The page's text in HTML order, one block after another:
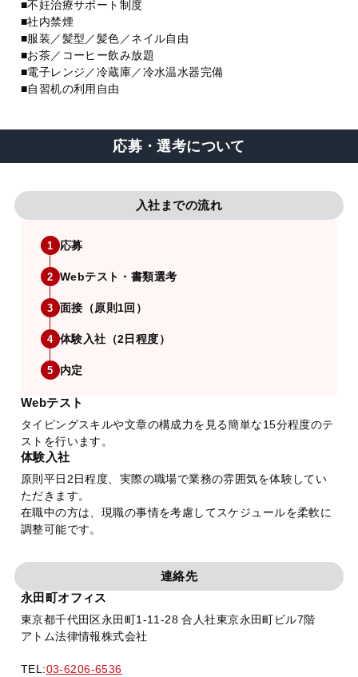
■不妊治療サポート制度
■社内禁煙
■服装／髪型／髪色／ネイル自由
■お茶／コーヒー飲み放題
■電子レンジ／冷蔵庫／冷水温水器完備
■自習机の利用自由
応募・選考について
入社までの流れ
1 応募
2 Webテスト・書類選考
3 面接（原則1回）
4 体験入社（2日程度）
5 内定
Webテスト
タイピングスキルや文章の構成力を見る簡単な15分程度のテ
ストを行います。
体験入社
原則平日2日程度、実際の職場で業務の雰囲気を体験してい
ただきます。
在職中の方は、現職の事情を考慮してスケジュールを柔軟に
調整可能です。
連絡先
永田町オフィス
東京都千代田区永田町1-11-28 合人社東京永田町ビル7階
アトム法律情報株式会社
TEL:03-6206-6536